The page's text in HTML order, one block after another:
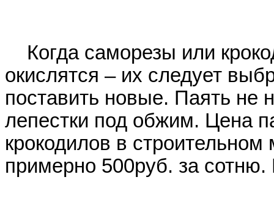
Когда саморезы или
окислятся – их следует
поставить новые. Паять не
лепестки под обжим. Цена
крокодилов в строительном
примерно 500руб. за сотню.